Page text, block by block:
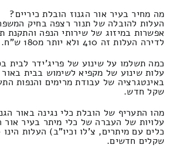
מה מחיר בעיר אור הגנוז הובלת כיריים?
העלות להובלה של תנור רצפה בחיק
אפשרות במיזוג של שירותי הנפה והתקנת
לדירה העלות זה 410 ולא יותר מ180 ש"ח.
כמה תשלמו על שינוע של פריג'ידר לבית
עלות שינוע של מקפיא לשימוש בבית באור
שקל חדש.
מהו התעריף של הובלת כלי נגינה באור
עלויות של העברה של כלי מיתר בעיר אור
שקלים חדשים.